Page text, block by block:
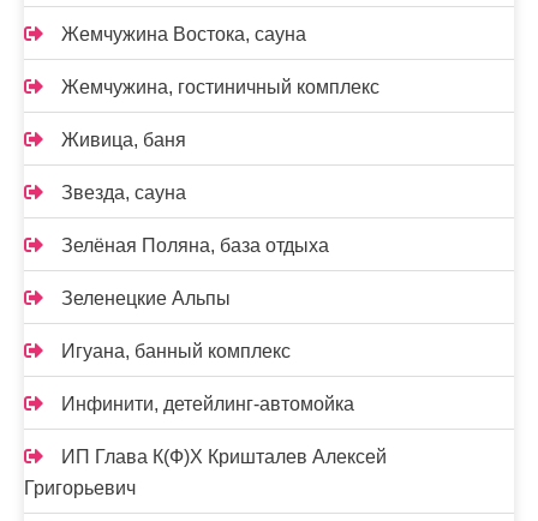
Жемчужина Востока, сауна
Жемчужина, гостиничный комплекс
Живица, баня
Звезда, сауна
Зелёная Поляна, база отдыха
Зеленецкие Альпы
Игуана, банный комплекс
Инфинити, детейлинг-автомойка
ИП Глава К(Ф)Х Кришталев Алексей
Григорьевич